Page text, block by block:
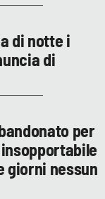
di notte i
di
per
giorni nessun